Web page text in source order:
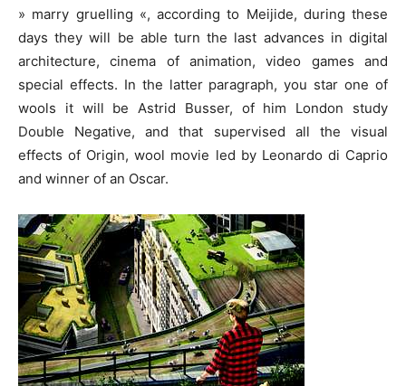
» marry gruelling «, according to Meijide, during these
days they will be able turn the last advances in digital
architecture, cinema of animation, video games and
special effects. In the latter paragraph, you star one of
wools it will be Astrid Busser, of him London study
Double Negative, and that supervised all the visual
effects of Origin, wool movie led by Leonardo di Caprio
and winner of an Oscar.